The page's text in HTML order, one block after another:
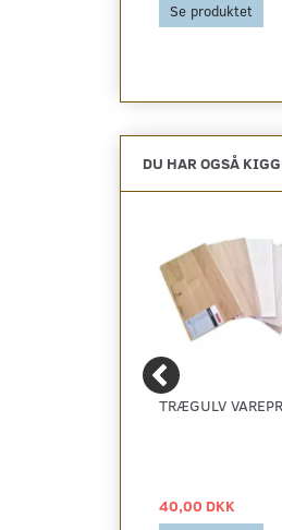
Se produktet
DU HAR OGSÅ
TRÆGULV
40,00 DKK